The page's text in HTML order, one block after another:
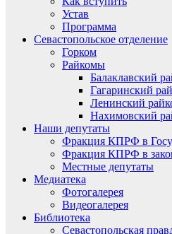
Устав
Программа
Севастопольское отделение
Горком
Райкомы
Балаклавский
Гагаринский
Ленинский
Нахимовский
Наши депутаты
Фракция КПРФ в
Фракция КПРФ в
Местные депутаты
Медиатека
Фотогалерея
Видеогалерея
Библиотека
Севастопольская